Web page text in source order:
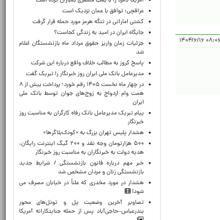
۱۴۰۴/۶/۱۶
عراقچی: توافق با عمان نزدیک است
کشتی اماراتی در تنگه هرمز مورد حمله قرار گرفت
جایگاه ایران در امید به زندگی کجاست؟
جزئیات زمان واریز حقوق مرداد ماه بازنشستگان اعلام
شد
پاسخ کروز به مطالب خلاف واقع درباره این شرکت
مدیرعامل بانک ملی ایران روز خبرنگار را تبریک گفت
در چهار ماه نخست ۱۴۰۵ رقم خورد؛ پرداخت بیش از ۸
همت وام ازدواج به زوج‌های جوان توسط بانک ملی
ایران
پیام تبریک مدیرعامل بانک رفاه کارگران به مناسبت روز
خبرنگار
هشدار پلیس تهران بزرگ به «کودک‌بلاگرها»
۵۰۰ هزارتومان وجه نقد و ۲۰۰ گیگ اینترنت رایگان،
هدیه دولت به خبرنگاران به مناسبت روز خبرنگار
خبر مهم درباره قانون بازنشستگی / شرایط جدید
بازنشستگی زنان و مردان مشخص شد
هشدار در مورد مخدری که علناً در خیابان مصرف می
شود!
تصاویر آخرین وضعیت پل و تونل‌های محور
بندرعباس–حاجی‌آباد پس از حمله جنایتکارانه آمریکا